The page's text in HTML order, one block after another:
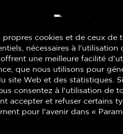
cookies et de ceux de
nécessaires à l'utilisation
une meilleure facilité
que nous utilisons pour
site Web et des statistiques.
consentez à l'utilisation de
accepter et refuser certains
pour l'avenir dans «Copyright © 2026